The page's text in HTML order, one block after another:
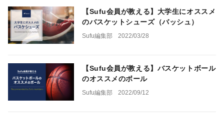
【Sufu会員が教える】大学生にオススメ
のバスケットシューズ（バッシュ）
Sufu編集部 2022/03/28
【Sufu会員が教える】バスケットボール
のオススメのボール
Sufu編集部 2022/09/12